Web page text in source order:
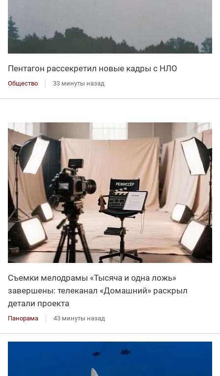
Пентагон рассекретил новые кадры с НЛО
Общество 33 минуты назад
Съемки мелодрамы «Тысяча и одна ложь»
завершены: телеканал «Домашний» раскрыл
детали проекта
Панорама 43 минуты назад